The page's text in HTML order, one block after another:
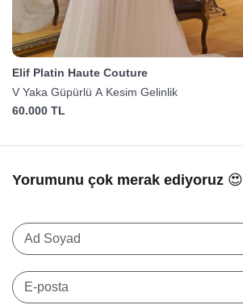
Elif Platin Haute Couture
V Yaka Güpürlü A Kesim Gelinlik
60.000 TL
Yorumunu çok merak ediyoruz 😍
Ad Soyad
E-posta